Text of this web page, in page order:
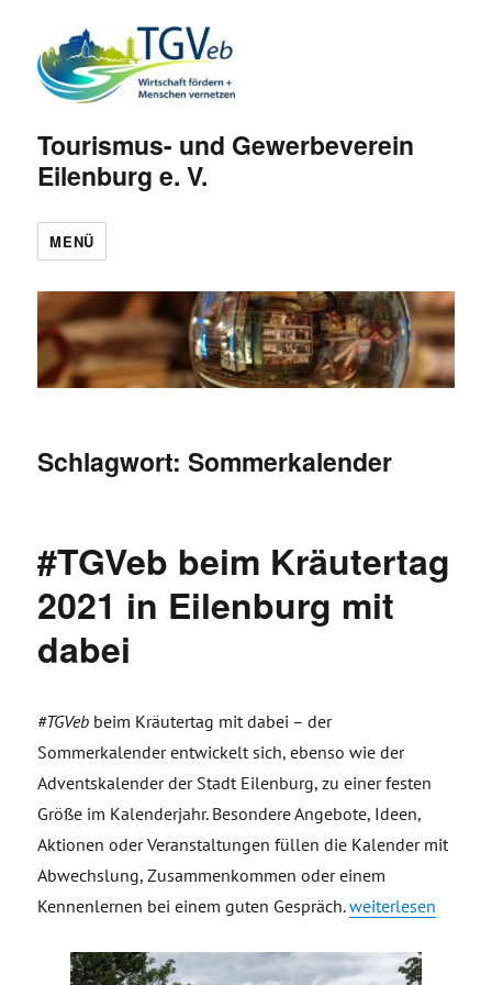
Tourismus- und Gewerbeverein
Eilenburg e. V.
MENÜ
Schlagwort:Sommerkalender
#TGVeb beim Kräutertag
2021 in Eilenburg mit
dabei
#TGVeb beim Kräutertag mit dabei – der
Sommerkalender entwickelt sich, ebenso wie der
Adventskalender der Stadt Eilenburg, zu einer festen
Größe im Kalenderjahr. Besondere Angebote, Ideen,
Aktionen oder Veranstaltungen füllen die Kalender mit
Abwechslung, Zusammenkommen oder einem
Kennenlernen bei einem guten Gespräch.„#TGVeb beim
weiterlesen